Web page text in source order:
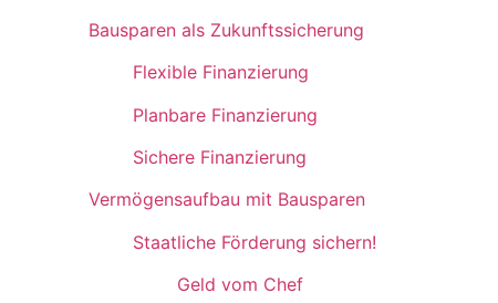
Bausparen als Zukunftssicherung
Flexible Finanzierung
Planbare Finanzierung
Sichere Finanzierung
Vermögensaufbau mit Bausparen
Staatliche Förderung sichern!
Geld vom Chef